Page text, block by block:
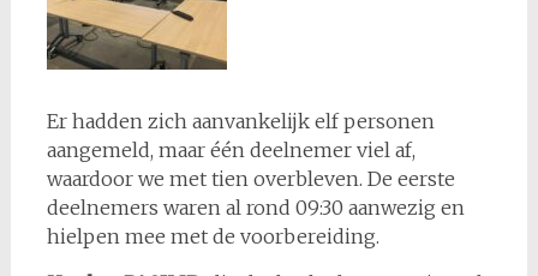
Er hadden zich aanvankelijk elf personen
aangemeld, maar één deelnemer viel af,
waardoor we met tien overbleven. De eerste
deelnemers waren al rond 09:30 aanwezig en
hielpen mee met de voorbereiding.